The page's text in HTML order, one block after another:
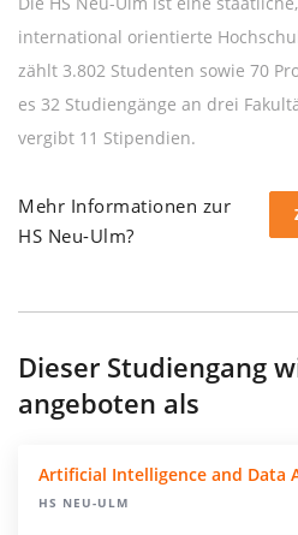
international orientierte
zählt 3.802 Studenten sowie 70
es 32 Studiengänge an drei
vergibt 11 Stipendien.
Mehr Informationen zur
HS Neu-Ulm?
Dieser Studiengang
angeboten als
Ar­ti­fi­ci­al In­tel­li­gence and Da­ta
HS NEU-ULM